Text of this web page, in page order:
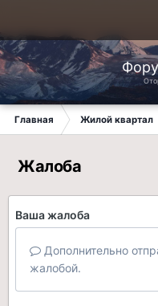
Главная Жилой квартал
Жалоба
Ваша жалоба
Дополнительно
жалобой.